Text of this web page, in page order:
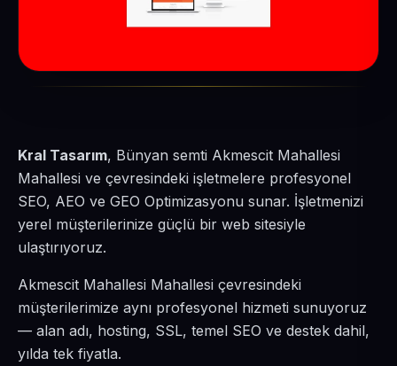
Kral Tasarım, Bünyan semti Akmescit Mahallesi
Mahallesi ve çevresindeki işletmelere profesyonel
SEO, AEO ve GEO Optimizasyonu sunar. İşletmenizi
yerel müşterilerinize güçlü bir web sitesiyle
ulaştırıyoruz.
Akmescit Mahallesi Mahallesi çevresindeki
müşterilerimize aynı profesyonel hizmeti sunuyoruz
— alan adı, hosting, SSL, temel SEO ve destek dahil,
yılda tek fiyatla.